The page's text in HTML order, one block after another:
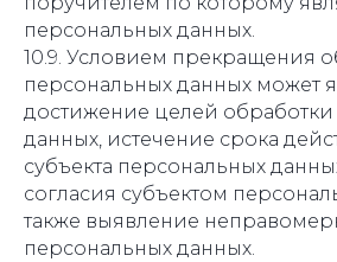
персональных данных.
10.9. Условием прекращения
персональных данных может
достижение целей
данных, истечение срока
субъекта персональных
согласия субъектом
также выявление
персональных данных.